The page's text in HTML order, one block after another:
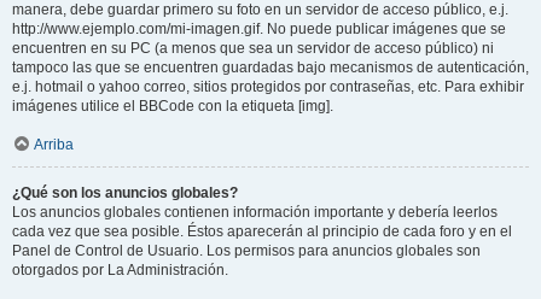
manera, debe guardar primero su foto en un servidor de acceso público, e.j.
http://www.ejemplo.com/mi-imagen.gif. No puede publicar imágenes que se
encuentren en su PC (a menos que sea un servidor de acceso público) ni
tampoco las que se encuentren guardadas bajo mecanismos de autenticación,
e.j. hotmail o yahoo correo, sitios protegidos por contraseñas, etc. Para exhibir
imágenes utilice el BBCode con la etiqueta [img].
Arriba
¿Qué son los anuncios globales?
Los anuncios globales contienen información importante y debería leerlos
cada vez que sea posible. Éstos aparecerán al principio de cada foro y en el
Panel de Control de Usuario. Los permisos para anuncios globales son
otorgados por La Administración.